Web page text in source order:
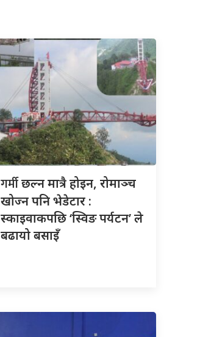
गर्मीछल्न मात्रै होइन, रोमाञ्च
खोज्न पनि भेडेटार :
स्काइवाकपछि ‘स्विङ पर्यटन’ ले
बढायो बसाइँ